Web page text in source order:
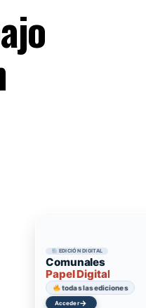
EDICIÓN DIGITAL
Comunales
Papel Digital
todas las ediciones
Acceder→